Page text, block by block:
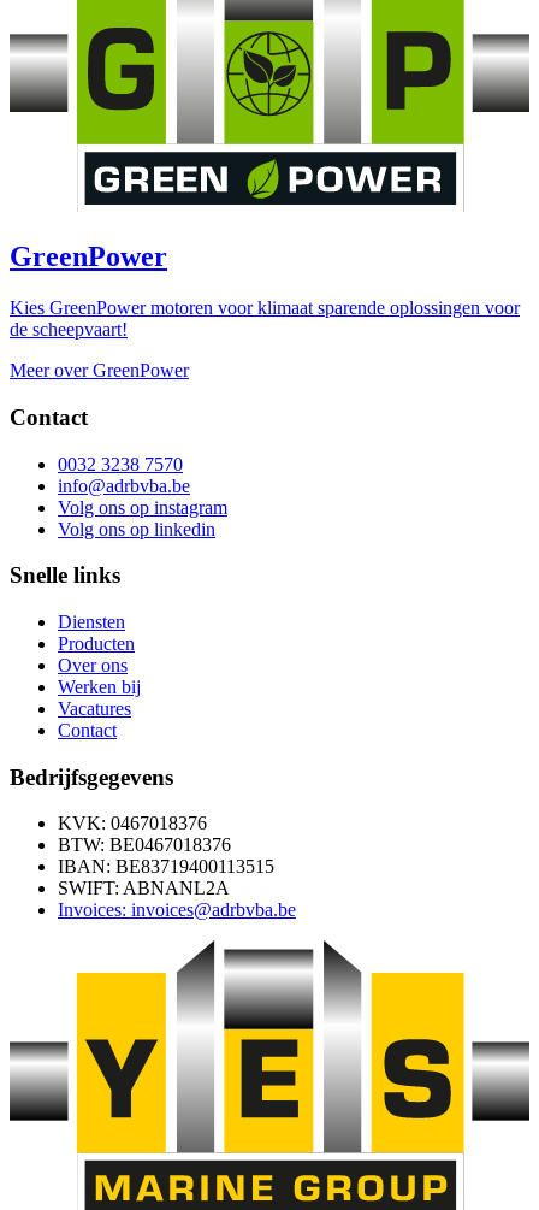
GreenPower
Kies GreenPower motoren voor klimaat sparende oplossingen voor
de scheepvaart!
Meer over GreenPower
Contact
0032 3238 7570
info@adrbvba.be
Volg ons op instagram
Volg ons op linkedin
Snelle links
Diensten
Producten
Over ons
Werken bij
Vacatures
Contact
Bedrijfsgegevens
KVK: 0467018376
BTW: BE0467018376
IBAN: BE83719400113515
SWIFT: ABNANL2A
Invoices: invoices@adrbvba.be